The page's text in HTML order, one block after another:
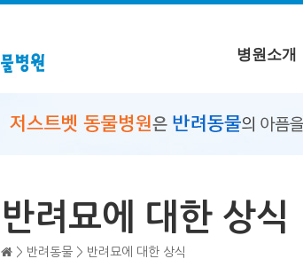
병원소개
반려묘에 대한 상식
> 반려동물 > 반려묘에 대한 상식